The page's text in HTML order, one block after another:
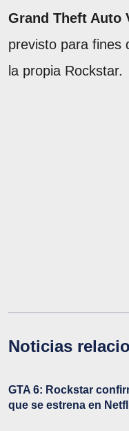
Grand Theft Auto
previsto para fines
la propia Rockstar.
Noticias
GTA 6: Rockstar
que se estrena en